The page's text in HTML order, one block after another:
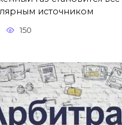
источником
150